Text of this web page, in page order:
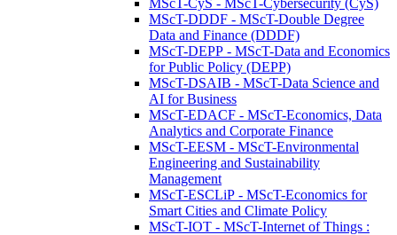
MScT-CyS - MScT-Cybersecurity (CyS)
MScT-DDDF - MScT-Double Degree
Data and Finance (DDDF)
MScT-DEPP - MScT-Data and Economics
for Public Policy (DEPP)
MScT-DSAIB - MScT-Data Science and
AI for Business
MScT-EDACF - MScT-Economics, Data
Analytics and Corporate Finance
MScT-EESM - MScT-Environmental
Engineering and Sustainability
Management
MScT-ESCLiP - MScT-Economics for
Smart Cities and Climate Policy
MScT-IOT - MScT-Internet of Things :